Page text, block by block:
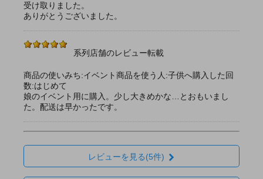
受け取りました。
ありがとうございました。
系列店舗のレビュー転載
商品の使いみち:イベント商品を使う人:子供へ購入した回
数:はじめて
娘のイベント用に購入。少し大きめかな…とおもいまし
た。配送は早かったです。
レビューを見る(5件)